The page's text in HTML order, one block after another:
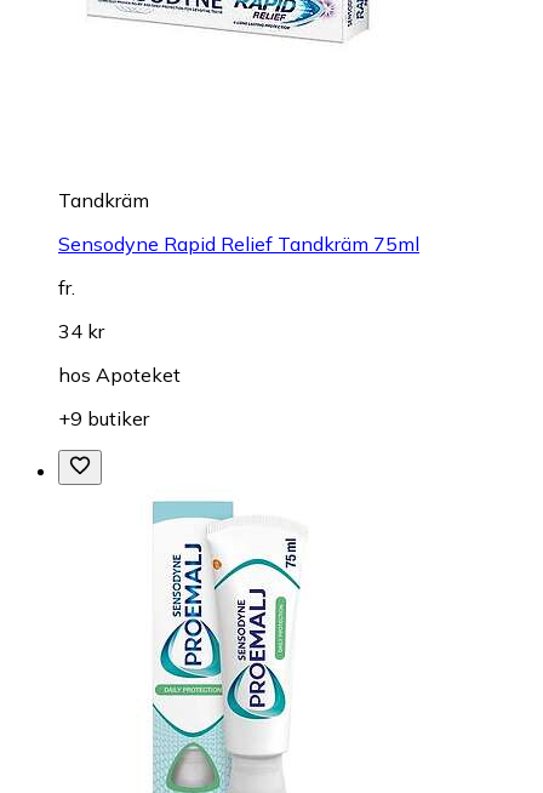
Tandkräm
Sensodyne Rapid Relief Tandkräm 75ml
fr.
34 kr
hos Apoteket
+9 butiker